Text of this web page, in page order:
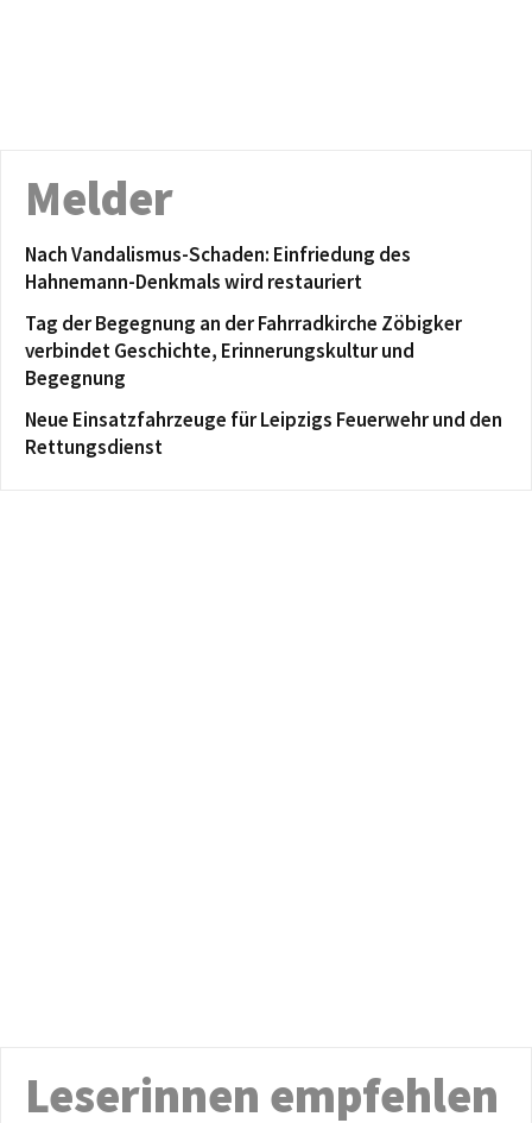
Melder
Nach Vandalismus-Schaden: Einfriedung des
Hahnemann-Denkmals wird restauriert
Tag der Begegnung an der Fahrradkirche Zöbigker
verbindet Geschichte, Erinnerungskultur und
Begegnung
Neue Einsatzfahrzeuge für Leipzigs Feuerwehr und den
Rettungsdienst
Leserinnen empfehlen